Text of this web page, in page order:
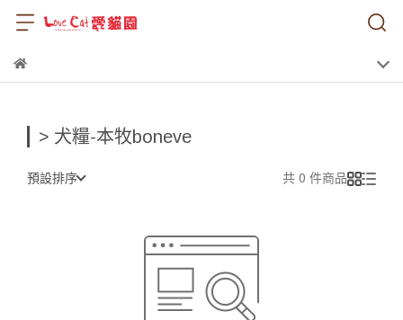
> 犬糧-本牧boneve
預設排序 共 0 件商品